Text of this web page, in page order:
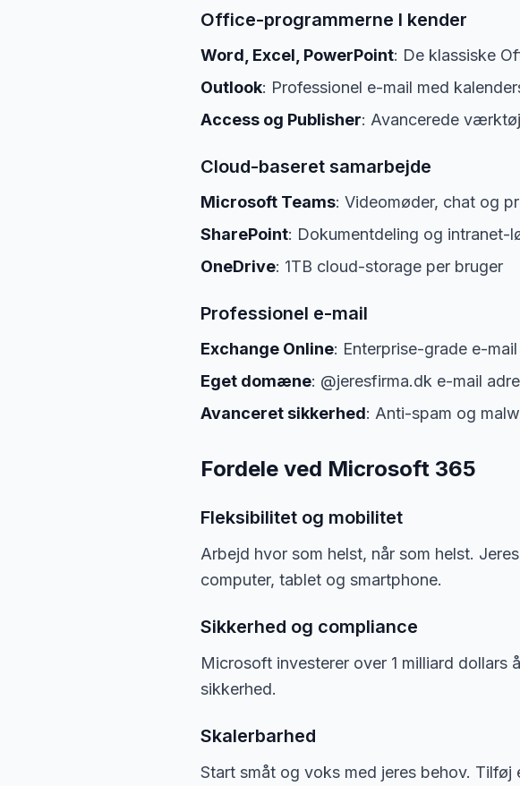
Office-programmerne I kender
Word, Excel, PowerPoint: De klassiske
Outlook: Professionel e-mail med
Access og Publisher: Avancerede
Cloud-baseret samarbejde
Microsoft Teams: Videomøder, chat og
SharePoint: Dokumentdeling og intranet-
OneDrive: 1TB cloud-storage per bruger
Professionel e-mail
Exchange Online: Enterprise-grade e-
Eget domæne: @jeresfirma.dk e-mail
Avanceret sikkerhed: Anti-spam og
Fordele ved Microsoft 365
Fleksibilitet og mobilitet
Arbejd hvor som helst, når som helst.
computer, tablet og smartphone.
Sikkerhed og compliance
Microsoft investerer over 1 milliard
sikkerhed.
Skalerbarhed
Start småt og voks med jeres behov.